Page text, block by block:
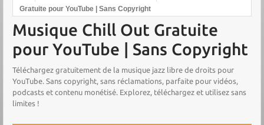
Gratuite pour YouTube | Sans Copyright
Musique Chill Out Gratuite
pour YouTube | Sans Copyright
Téléchargez gratuitement de la musique jazz libre de droits pour
YouTube. Sans copyright, sans réclamations, parfaite pour vidéos,
podcasts et contenu monétisé. Explorez, téléchargez et utilisez sans
limites !